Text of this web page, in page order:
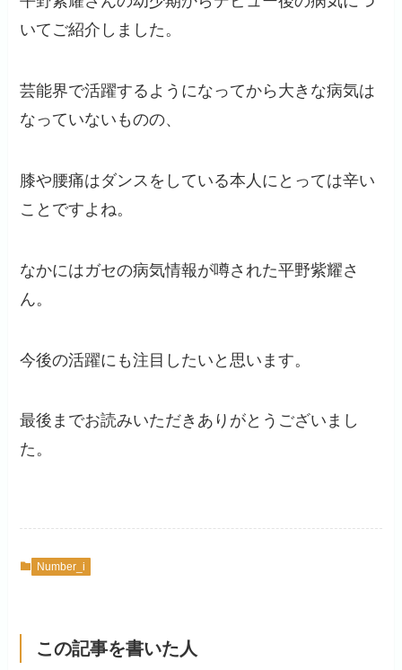
いてご紹介しました。
芸能界で活躍するようになってから大きな病気は
なっていないものの、
膝や腰痛はダンスをしている本人にとっては辛い
ことですよね。
なかにはガセの病気情報が噂された平野紫耀さ
ん。
今後の活躍にも注目したいと思います。
最後までお読みいただきありがとうございまし
た。
Number_i
この記事を書いた人